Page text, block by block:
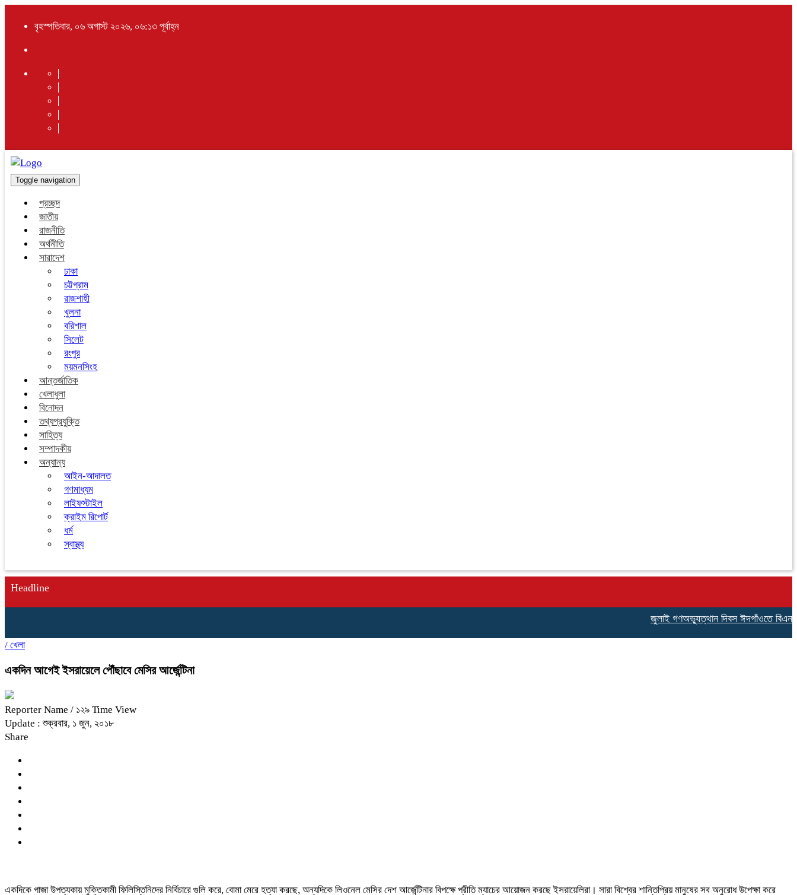
বৃহস্পতিবার, ০৬ অগাস্ট ২০২৬, ০৬:১৩ পূর্বাহ্ন
Toggle navigation
প্রচ্ছদ
জাতীয়
রাজনীতি
অর্থনীতি
সারাদেশ
ঢাকা
চট্টগ্রাম
রাজশাহী
খুলনা
বরিশাল
সিলেট
রংপুর
ময়মনসিংহ
আন্তর্জাতিক
খেলাধুলা
বিনোদন
তথ্যপ্রযুক্তি
সাহিত্য
সম্পাদকীয়
অন্যান্য
আইন-আদালত
গণমাধ্যম
লাইফস্টাইল
ক্রাইম রিপোর্ট
ধর্ম
স্বাস্থ্য
Headline
জুলাই গণঅভ্যুত্থান দিবস ঈদগাঁওতে বিএনপির
/ খেলা
একদিন আগেই ইসরায়েলে পৌঁছাবে মেসির আর্জেন্টিনা
Reporter Name / ১২৯ Time View
Update : শুক্রবার, ১ জুন, ২০১৮
Share
একদিকে গাজা উপত্যকায় মুক্তিকামী ফিলিস্তিনিদের নির্বিচারে গুলি করে, বোমা মেরে হত্যা করছে, অন্যদিকে লিওনেল মেসির দেশ আর্জেন্টিনার বিপক্ষে প্রীতি ম্যাচের আয়োজন করছে ইসরায়েলিরা। সারা বিশ্বের শান্তিপ্রিয় মানুষের সব অনুরোধ উপেক্ষা করে